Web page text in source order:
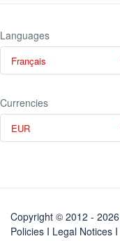
Languages
Français
Currencies
EUR
Copyright © 2012 - 2026
Policies I Legal Notices I